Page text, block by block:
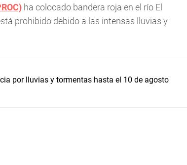
ha colocado bandera roja en el río El
prohibido debido a las intensas lluvias y
por lluvias y tormentas hasta el 10 de agosto